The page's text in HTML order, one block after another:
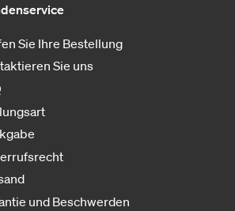
Sie Ihre Bestellung
Sie uns
und Beschwerden